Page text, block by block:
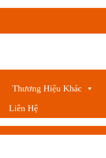
Thương Hiệu Khác
Liên Hệ